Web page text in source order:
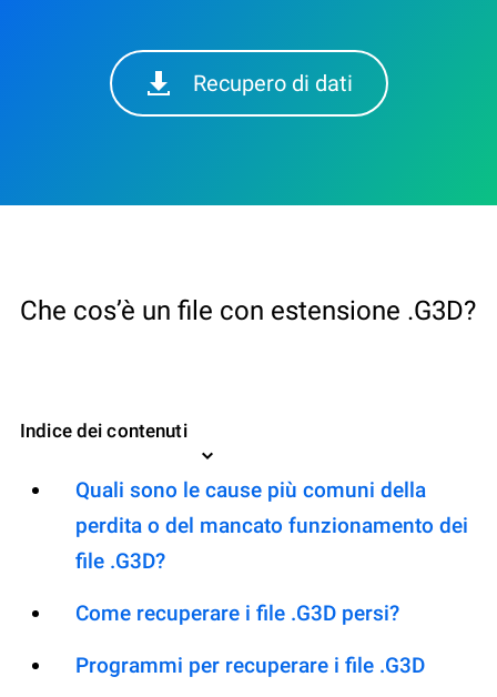
Recupero di dati
Che cos’è un file con estensione .G3D?
Indice dei contenuti
Quali sono le cause più comuni della
perdita o del mancato funzionamento dei
file .G3D?
Come recuperare i file .G3D persi?
Programmi per recuperare i file .G3D